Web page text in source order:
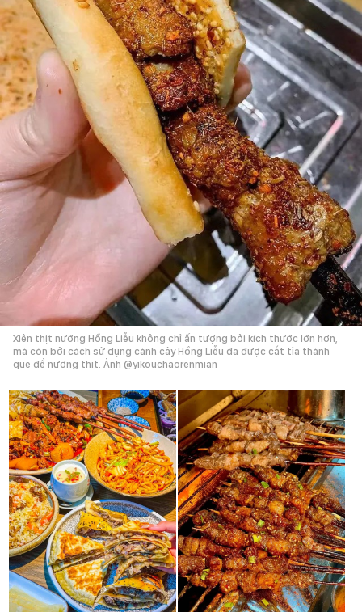
Xiên thịt nướng Hồng Liễu không chỉ ấn tượng bởi kích thước lớn hơn,
mà còn bởi cách sử dụng cành cây Hồng Liễu đã được cắt tỉa thành
que để nướng thịt. Ảnh @yikouchaorenmian